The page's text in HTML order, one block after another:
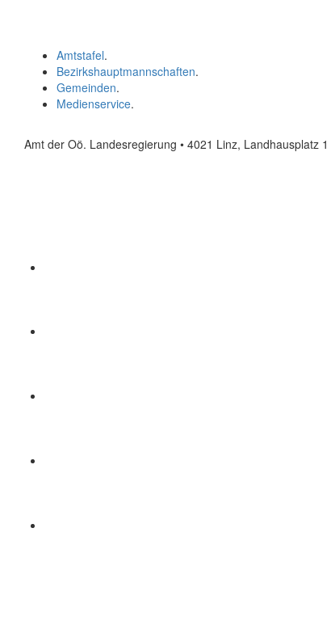
Amtstafel.
Bezirkshauptmannschaften.
Gemeinden.
Medienservice.
Amt der Oö. Landesregierung • 4021 Linz, Landhausplatz 1